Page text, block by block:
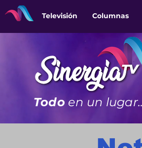
Televisión Columnas
Todo en un